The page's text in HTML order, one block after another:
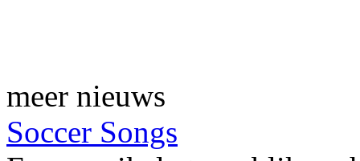
meer nieuws
Soccer Songs